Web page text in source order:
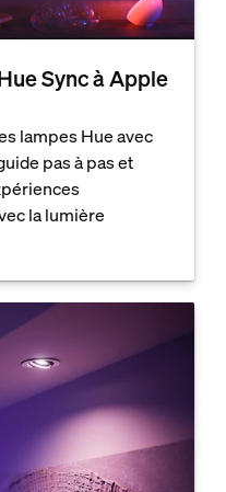
Sync à Apple
lampes Hue avec
pas à pas et
la lumière